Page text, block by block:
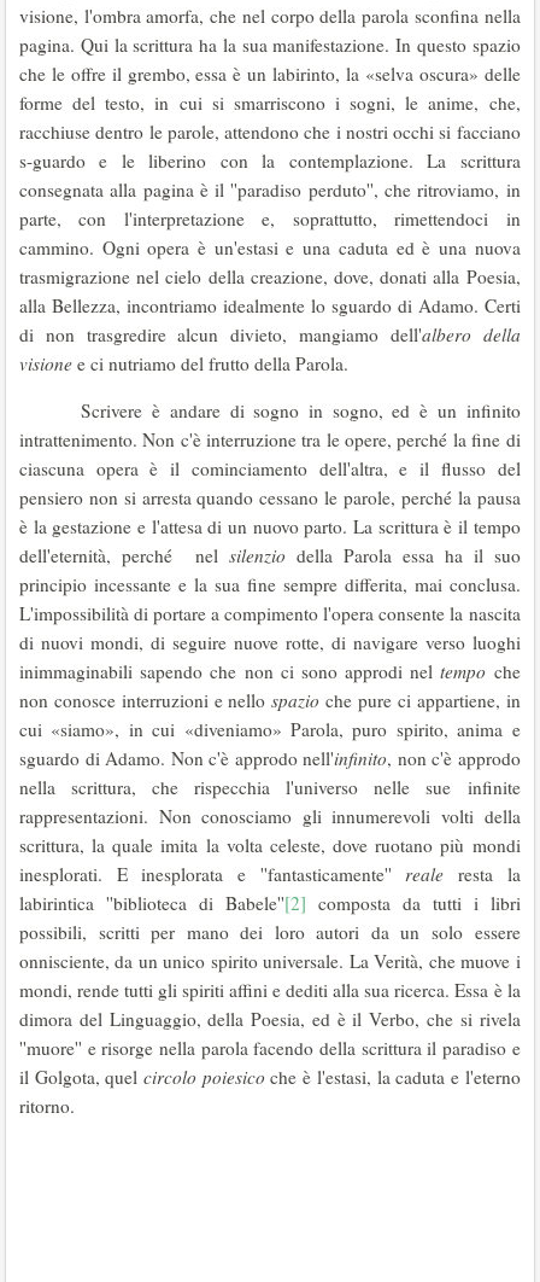
visione, l'ombra amorfa, che nel corpo della parola sconfina nella
pagina. Qui la scrittura ha la sua manifestazione. In questo spazio
che le offre il grembo, essa è un labirinto, la «selva oscura» delle
forme del testo, in cui si smarriscono i sogni, le anime, che,
racchiuse dentro le parole, attendono che i nostri occhi si facciano
s-guardo e le liberino con la contemplazione. La scrittura
consegnata alla pagina è il ''paradiso perduto'', che ritroviamo, in
parte, con l'interpretazione e, soprattutto, rimettendoci in
cammino. Ogni opera è un'estasi e una caduta ed è una nuova
trasmigrazione nel cielo della creazione, dove, donati alla Poesia,
alla Bellezza, incontriamo idealmente lo sguardo di Adamo. Certi
di non trasgredire alcun divieto, mangiamo dell'albero della
visione e ci nutriamo del frutto della Parola.
Scrivere è andare di sogno in sogno, ed è un infinito
intrattenimento. Non c'è interruzione tra le opere, perché la fine di
ciascuna opera è il cominciamento dell'altra, e il flusso del
pensiero non si arresta quando cessano le parole, perché la pausa
è la gestazione e l'attesa di un nuovo parto. La scrittura è il tempo
dell'eternità, perché nel silenzio della Parola essa ha il suo
principio incessante e la sua fine sempre differita, mai conclusa.
L'impossibilità di portare a compimento l'opera consente la nascita
di nuovi mondi, di seguire nuove rotte, di navigare verso luoghi
inimmaginabili sapendo che non ci sono approdi neltempo che
non conosce interruzioni e nellospazio che pure ci appartiene, in
cui «siamo», in cui «diveniamo» Parola, puro spirito, anima e
sguardo di Adamo. Non c'è approdo nell'infinito, non c'è approdo
nella scrittura, che rispecchia l'universo nelle sue infinite
rappresentazioni. Non conosciamo gli innumerevoli volti della
scrittura, la quale imita la volta celeste, dove ruotano più mondi
inesplorati. E inesplorata e ''fantasticamente''reale resta la
labirintica ''biblioteca di Babele''[2] composta da tutti i libri
possibili, scritti per mano dei loro autori da un solo essere
onnisciente, da un unico spirito universale. La Verità, che muove i
mondi, rende tutti gli spiriti affini e dediti alla sua ricerca. Essa è la
dimora del Linguaggio, della Poesia, ed è il Verbo, che si rivela
''muore'' e risorge nella parola facendo della scrittura il paradiso e
il Golgota, quelcircolo poiesicoche è l'estasi, la caduta e l'eterno
ritorno.